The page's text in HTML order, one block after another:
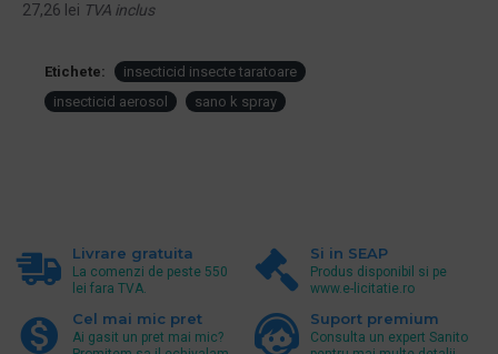
27,26 lei TVA inclus
Etichete:
insecticid insecte taratoare
insecticid aerosol
sano k spray
Livrare gratuita
La comenzi de peste 550
lei fara TVA.
Si in SEAP
Produs disponibil si pe
www.e-licitatie.ro
Cel mai mic pret
Ai gasit un pret mai mic?
Suport premium
Consulta un expert Sanito